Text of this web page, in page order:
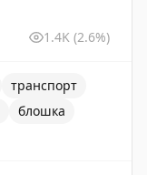
1.4K (2.6%)
транспорт
блошка